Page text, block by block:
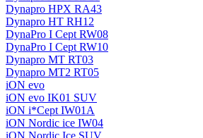
Dynapro HPX RA43
Dynapro HT RH12
DynaPro I Cept RW08
DynaPro I Cept RW10
Dynapro MT RT03
Dynapro MT2 RT05
iON evo
iON evo IK01 SUV
iON i*Cept IW01A
iON Nordic ice IW04
iON Nordic Ice SUV